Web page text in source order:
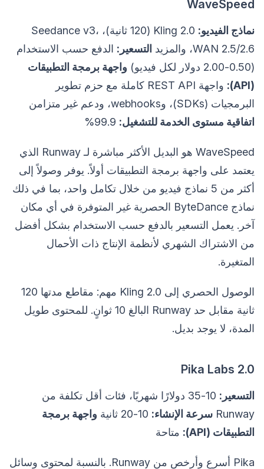
WaveSpeed
نماذج الفيديو:
Kling 2.0 (120 ثانية)، Seedance v3،
WAN 2.5/2.6، والمزيد
التسعير: الدفع حسب الاستخدام
(0.50-2.00 دولار لكل فيديو)
واجهة برمجة التطبيقات
(API):
واجهة REST API كاملة مع حزم تطوير
البرمجيات (SDKs)، وwebhooks، ودعم غير متزامن
اتفاقية مستوى الخدمة للتشغيل:
WaveSpeed هو البديل الأكثر مباشرة لـ Runway الذي
يعتمد على واجهة برمجة التطبيقات أولاً. يوفر وصولاً إلى
أكثر من 5 نماذج فيديو من خلال تكامل واحد، بما في ذلك
نماذج ByteDance الحصرية غير المتوفرة في أي مكان
آخر. يعمل التسعير بالدفع حسب الاستخدام بشكل أفضل
من الاشتراك الشهري لأنظمة الإنتاج ذات الأحمال
المتغيرة.
الوصول الحصري إلى Kling 2.0 مهم: مقاطع مدتها 120
ثانية مقابل حد Runway البالغ 10 ثوانٍ. للمحتوى طويل
المدة، لا يوجد بديل.
Pika Labs 2.0
التسعير:
10-35 دولارًا شهريًا، فئات أقل تكلفة من
Runway سرعة الإنشاء:
واجهة برمجة
التطبيقات (API):
متاحة
Pika أسرع وأرخص من Runway. بالنسبة لمحتوى وسائل